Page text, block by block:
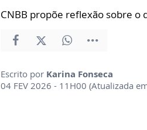
CNBB propõe reflexão sobre o
Escrito por Karina Fonseca
04 FEV 2026 - 11H00 (Atualizada